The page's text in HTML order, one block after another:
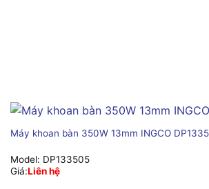
Máy khoan bàn 350W 13mm INGCO
Model: DP133505
Giá:Liên hệ